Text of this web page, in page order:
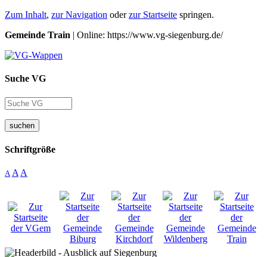
Zum Inhalt, zur Navigation oderzur Startseite springen.
Gemeinde Train | Online: https://www.vg-siegenburg.de/
Suche VG
suchen
Schriftgröße
A A A